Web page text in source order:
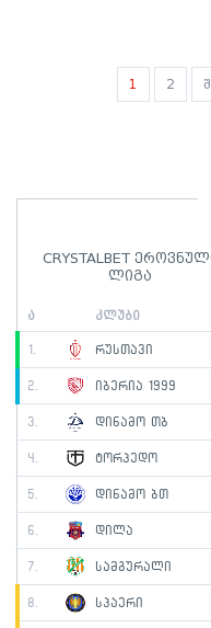
CRYSTALBET
ლიგა
ა კლუბი
1. რუსთავი
2. იბერია 1999
3. დინამო თბ
4. ტორპედო
5. დინამო ბთ
6. დილა
7. სამგურალი
8. სპაერი
PaginationCurrent
page
1 2